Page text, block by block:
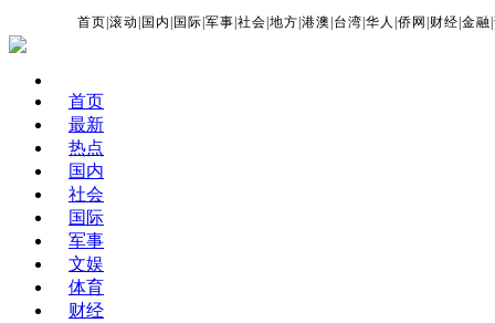
首页 |滚动 国内 国际 |军事 |社会 |地方 |港澳 台湾 |华人 |侨网 财经 |金融 |
首页
最新
热点
国内
社会
国际
军事
文娱
体育
财经